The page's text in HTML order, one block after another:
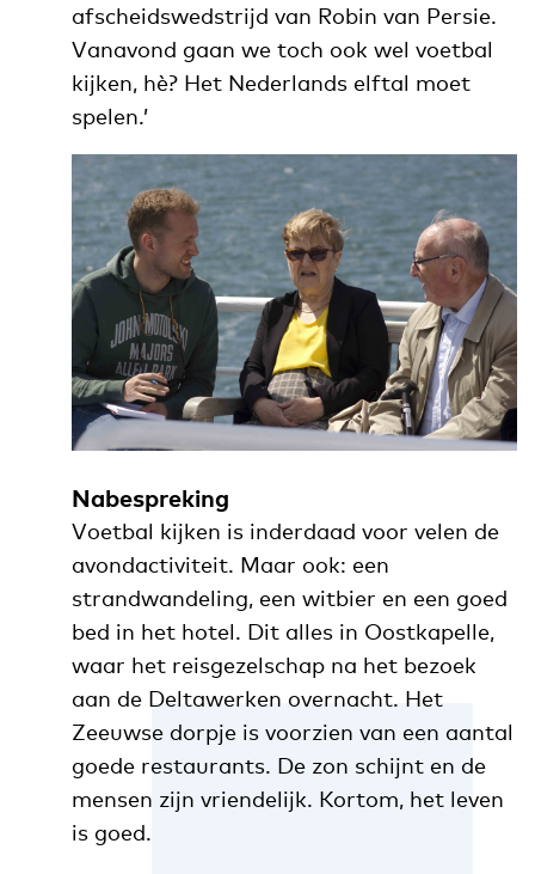
afscheidswedstrijd van Robin van Persie.
Vanavond gaan we toch ook wel voetbal
kijken, hè? Het Nederlands elftal moet
spelen.’
Nabespreking
Voetbal kijken is inderdaad voor velen de
avondactiviteit. Maar ook: een
strandwandeling, een witbier en een goed
bed in het hotel. Dit alles in Oostkapelle,
waar het reisgezelschap na het bezoek
aan de Deltawerken overnacht. Het
Zeeuwse dorpje is voorzien van een aantal
goede restaurants. De zon schijnt en de
mensen zijn vriendelijk. Kortom, het leven
is goed.